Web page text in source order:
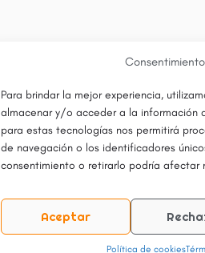
Para brindar la mejor experiencia,
almacenar y/o acceder a la información
para estas tecnologías nos permitirá
de navegación o los identificadores
consentimiento o retirarlo podría afectar
Aceptar
Política de cookies